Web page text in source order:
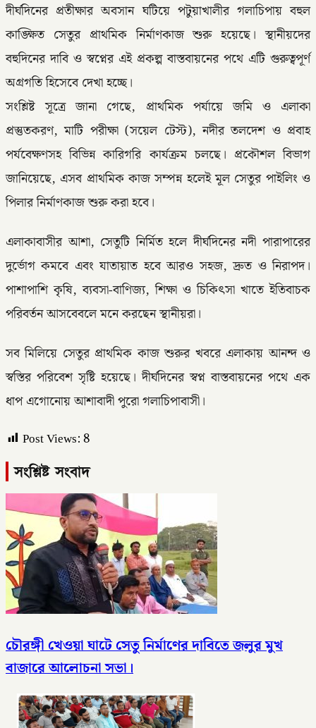
দীর্ঘদিনের প্রতীক্ষার অবসান ঘটিয়ে পটুয়াখালীর গলাচিপায় বহুল
কাঙ্ক্ষিত সেতুর প্রাথমিক নির্মাণকাজ শুরু হয়েছে। স্থানীয়দের
বহুদিনের দাবি ও স্বপ্নের এই প্রকল্প বাস্তবায়নের পথে এটি গুরুত্বপূর্ণ
অগ্রগতি হিসেবে দেখা হচ্ছে।
সংশ্লিষ্ট সূত্রে জানা গেছে, প্রাথমিক পর্যায়ে জমি ও এলাকা
প্রস্তুতকরণ, মাটি পরীক্ষা (সয়েল টেস্ট), নদীর তলদেশ ও প্রবাহ
পর্যবেক্ষণসহ বিভিন্ন কারিগরি কার্যক্রম চলছে। প্রকৌশল বিভাগ
জানিয়েছে, এসব প্রাথমিক কাজ সম্পন্ন হলেই মূল সেতুর পাইলিং ও
পিলার নির্মাণকাজ শুরু করা হবে।
এলাকাবাসীর আশা, সেতুটি নির্মিত হলে দীর্ঘদিনের নদী পারাপারের
দুর্ভোগ কমবে এবং যাতায়াত হবে আরও সহজ, দ্রুত ও নিরাপদ।
পাশাপাশি কৃষি, ব্যবসা-বাণিজ্য, শিক্ষা ও চিকিৎসা খাতে ইতিবাচক
পরিবর্তন আসবেবলে মনে করছেন স্থানীয়রা।
সব মিলিয়ে সেতুর প্রাথমিক কাজ শুরুর খবরে এলাকায় আনন্দ ও
স্বস্তির পরিবেশ সৃষ্টি হয়েছে। দীর্ঘদিনের স্বপ্ন বাস্তবায়নের পথে এক
ধাপ এগোনোয় আশাবাদী পুরো গলাচিপাবাসী।
Post Views:8
সংশ্লিষ্ট সংবাদ
চৌরঙ্গী খেওয়া ঘাটে সেতু নির্মাণের দাবিতে জলুর মুখ
বাজারে আলোচনা সভা।